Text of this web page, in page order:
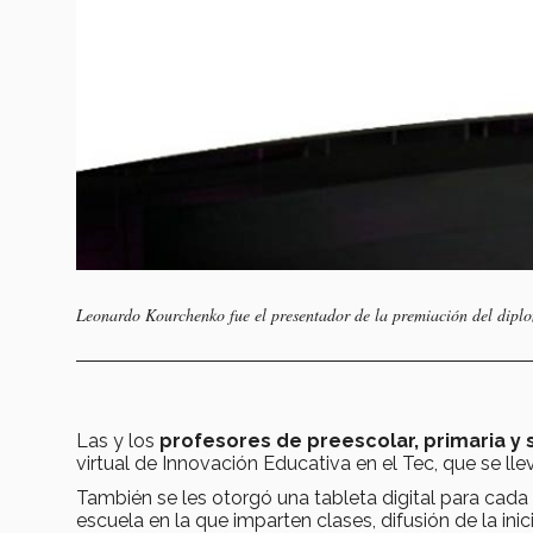
Leonardo Kourchenko fue el presentador de la premiación del
Las y los profesores de preescolar, primaria y
virtual de Innovación Educativa en el Tec, que se
También se les otorgó una tableta digital para
escuela en la que imparten clases, difusión de la